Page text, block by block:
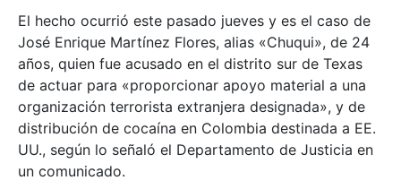
El hecho ocurrió este pasado jueves y es el caso de
José Enrique Martínez Flores, alias «Chuqui», de 24
años, quien fue acusado en el distrito sur de Texas
de actuar para «proporcionar apoyo material a una
organización terrorista extranjera designada», y de
distribución de cocaína en Colombia destinada a EE.
UU., según lo señaló el Departamento de Justicia en
un comunicado.